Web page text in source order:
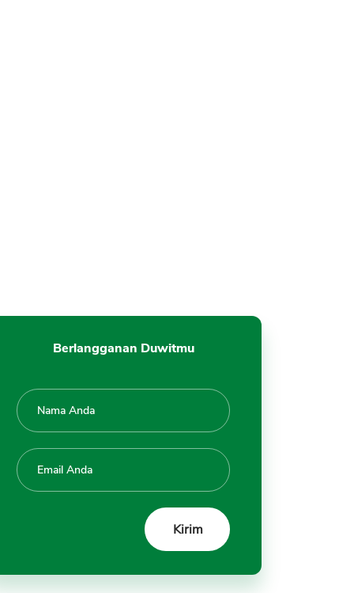
14. Catatan Pinjaman Kredit
15. Credit Score Rendah
Gagal
17. Penghasilan Tidak Cukup
18. Data Alamat Peminjam Tidak
Sesuai
19. Tidak Melakukan Tanda
20. Pengajuan Pernah Ditolak
Sebelumnya dan Belum 3 Bulan
21. Masuk Internal Blacklist
Berlangganan Duwitmu